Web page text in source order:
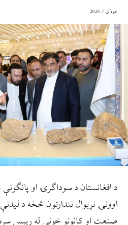
جولای 7, 2026
د افغانستان د سوداګرۍ او
اوونۍ نړیوال نندارتون څخه د
صنعت او کانونو خونې له رييس